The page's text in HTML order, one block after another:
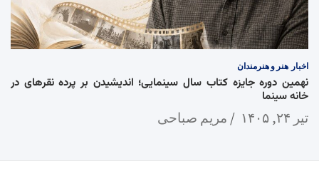
اخبار هنر و هنرمندان
نهمین دوره جایزه کتاب سال سینمایی؛ اندیشیدن بر پرده نقرهای در
خانه سینما
تیر ۲۴, ۱۴۰۵ مریم صباحی